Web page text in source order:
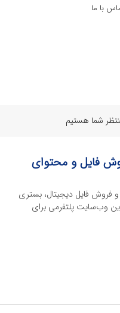
با ما
شما هستیم
فایل و محتوای
و فروش فایل دیجیتال، بستری
وب‌سایت‌ پلتفرمی برای
تا به راحتی محصولات
باکیفیت برای پیشبرد
دیجیتال از انواع فایل های
لایه باز فتوشاپ، ایلاستریتور و
کمک می‌کند تا زمان و
خود را تکمیل کنند. در